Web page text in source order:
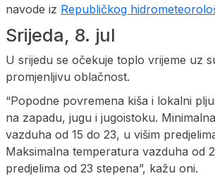
navode iz Republičkog
Srijeda, 8. jul
U srijedu se očekuje toplo vrijeme uz
promjenljivu oblačnost.
“Popodne povremena kiša i lokalni
na zapadu, jugu i jugoistoku.
vazduha od 15 do 23, u višim
Maksimalna temperatura vazduha od
predjelima od 23 stepena”, kažu oni.